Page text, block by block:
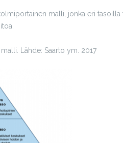
malli, jonka eri tasoilla
Lähde: Saarto ym. 2017